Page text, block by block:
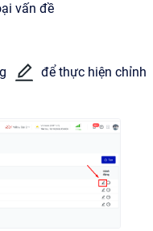
vấn đề
để thực hiện chỉnh